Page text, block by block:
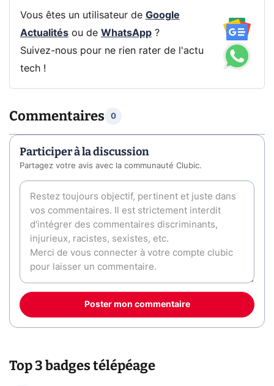
Vous êtes un utilisateur de Google
Actualitésou de WhatsApp?
Suivez-nous pour ne rien rater de l'actu
tech !
Commentaires 0
Participer à la discussion
Partagez votre avis avec la communauté Clubic.
Poster mon commentaire
Top 3 badges télépéage